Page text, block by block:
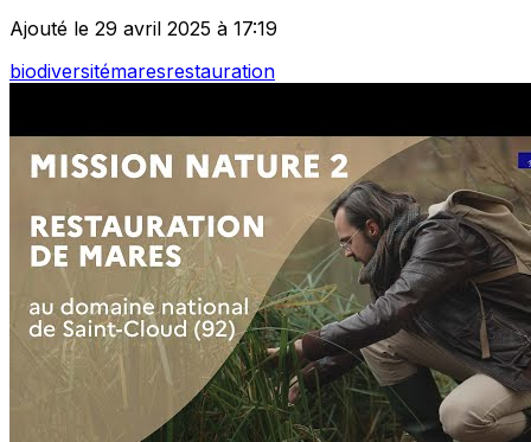
Ajouté le 29 avril 2025 à 17:19
biodiversitémaresrestauration